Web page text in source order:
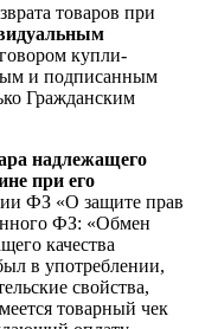
товаров при
купли-
и подписанным
Гражданским
надлежащего
при его
ФЗ «О защите прав
ФЗ: «Обмен
качества
в употреблении,
свойства,
товарный чек